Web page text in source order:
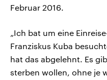
Februar 2016.
„Ich bat um eine
Franziskus Kuba
hat das abgelehnt. Es
sterben wollen, ohne je